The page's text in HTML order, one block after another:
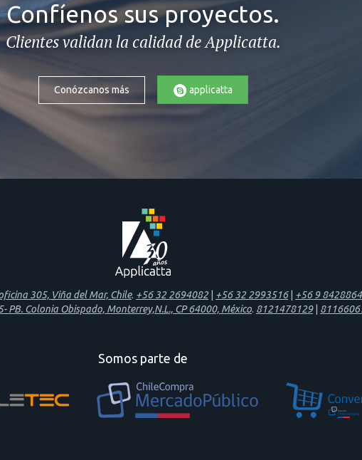
Confíenos sus proyectos.
Clientes validan la calidad de Applicatta.
Conózcanos más applicatta
305, Viña del Mar, Chile. +56 32 2694082| +56 32 2993516| +56 9
PB. Colonia Obispado, Monterrey,N.L., CP 64000, México. 8121478129|
Somos parte de